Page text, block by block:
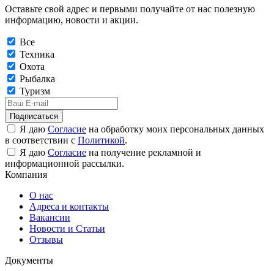
Оставьте свой адрес и первыми получайте от нас полезную
информацию, новости и акции.
Все
Техника
Охота
Рыбалка
Туризм
Подписаться
Я даю Согласие на обработку моих персональных данных
в соответствии с Политикой.
Я даю Согласие на получение рекламной и
информационной рассылки.
Компания
О нас
Адреса и контакты
Вакансии
Новости и Статьи
Отзывы
Документы